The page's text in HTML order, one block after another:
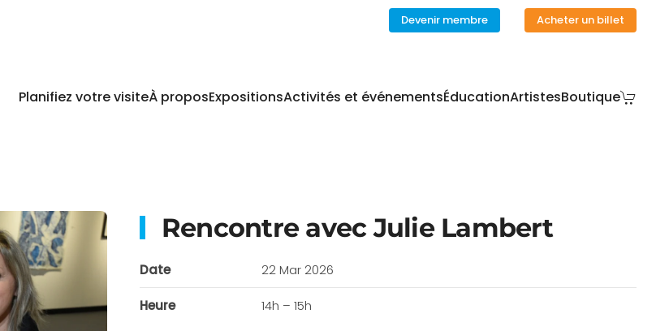
Devenir membre Acheter un billet
Planifiez votre visiteÀ proposExpositionsActivités et événementsÉducationArtistesBoutique
Rencontre avec Julie Lambert
Date 22 Mar 2026
Heure 14h – 15h